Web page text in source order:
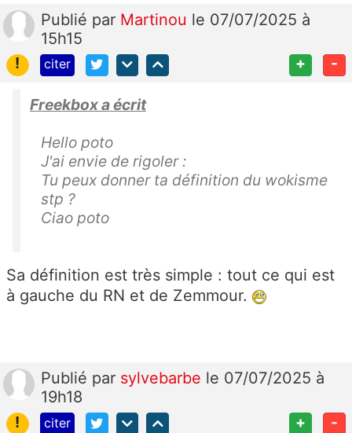
Publié par Martinou le 07/07/2025 à
15h15
!
citer + -
Freekbox a écrit
Hello poto
J'ai envie de rigoler :
Tu peux donner ta définition du wokisme
stp ?
Ciao poto
Sa définition est très simple : tout ce qui est
à gauche du RN et de Zemmour.
Publié par sylvebarbe le 07/07/2025 à
19h18
!
citer + -